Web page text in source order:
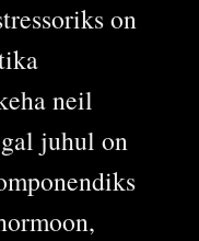
on
neil
juhul on